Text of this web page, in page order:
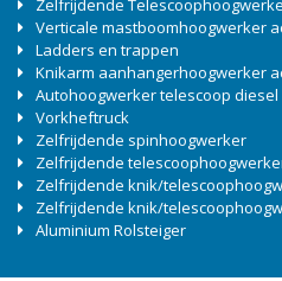
Verticale mastboomhoogwerker
Ladders en trappen
Knikarm aanhangerhoogwerker
Autohoogwerker telescoop diesel
Vorkheftruck
Zelfrijdende spinhoogwerker
Zelfrijdende
Zelfrijdende knik/
Zelfrijdende knik/
Aluminium Rolsteiger